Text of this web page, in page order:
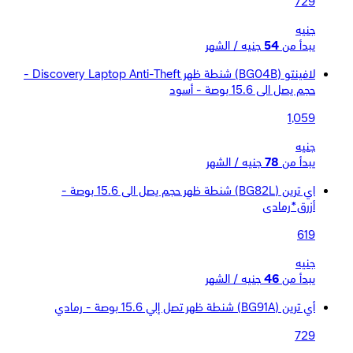
جنيه
يبدأ من 54 جنيه / الشهر
لافينتو (BG04B) شنطة ظهر Discovery Laptop Anti-Theft -
حجم يصل الى 15.6 بوصة - أسود
1,059
جنيه
يبدأ من 78 جنيه / الشهر
اي ترين (BG82L) شنطة ظهر حجم يصل الى 15.6 بوصة -
أزرق*رمادى
619
جنيه
يبدأ من 46 جنيه / الشهر
أي ترين (BG91A) شنطة ظهر تصل إلي 15.6 بوصة - رمادي
729